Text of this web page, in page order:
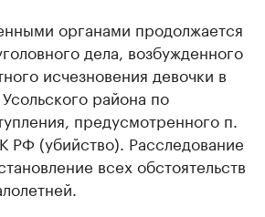
органами продолжается
дела, возбужденного
исчезновения девочки в
района по
предусмотренного п.
РФ (убийство). Расследование
всех обстоятельств